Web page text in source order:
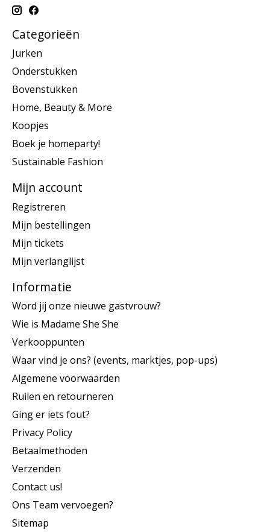
Categorieën
Jurken
Onderstukken
Bovenstukken
Home, Beauty & More
Koopjes
Boek je homeparty!
Sustainable Fashion
Mijn account
Registreren
Mijn bestellingen
Mijn tickets
Mijn verlanglijst
Informatie
Word jij onze nieuwe gastvrouw?
Wie is Madame She She
Verkooppunten
Waar vind je ons? (events, marktjes, pop-ups)
Algemene voorwaarden
Ruilen en retourneren
Ging er iets fout?
Privacy Policy
Betaalmethoden
Verzenden
Contact us!
Ons Team vervoegen?
Sitemap